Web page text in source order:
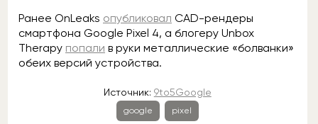
Ранее OnLeaks опубликовал CAD-рендеры
смартфона Google Pixel 4, а блогеру Unbox
Therapy попали в руки металлические «болванки»
обеих версий устройства.
Источник: 9to5Google
google pixel